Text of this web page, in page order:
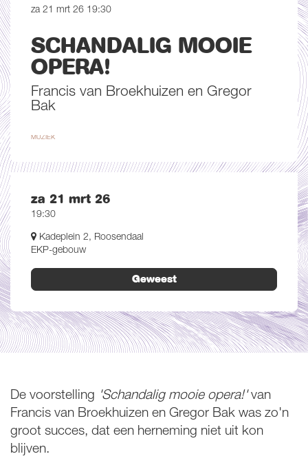
SCHANDALIG MOOIE
OPERA!
Francis van Broekhuizen en Gregor
Bak
za 21 mrt 26 19:30
MUZIEK
za 21 mrt 26
19:30
Kadeplein 2, Roosendaal
EKP-gebouw
Geweest
De voorstelling 'Schandalig mooie opera!'van
Francis van Broekhuizen en Gregor Bak was zo'n
groot succes, dat een herneming niet uit kon
blijven.
Inzoomen